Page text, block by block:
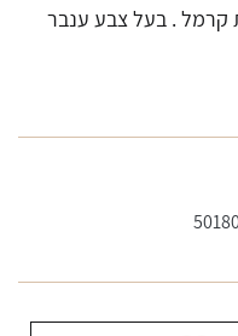
קרמל . בעל צבע ענבר